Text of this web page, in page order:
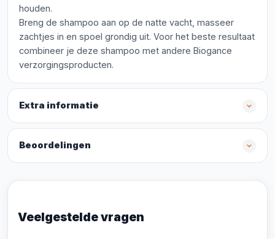
houden.
Breng de shampoo aan op de natte vacht, masseer
zachtjes in en spoel grondig uit. Voor het beste resultaat
combineer je deze shampoo met andere Biogance
verzorgingsproducten.
Extra informatie
Beoordelingen
Veelgestelde vragen